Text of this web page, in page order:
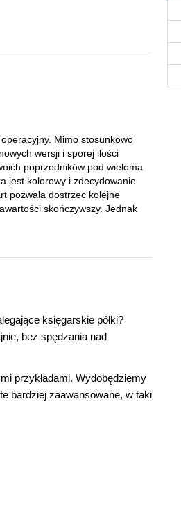
Mimo stosunkowo
wersji i sporej ilości
poprzedników pod wieloma
jest kolorowy i zdecydowanie
pozwala dostrzec kolejne
skończywszy. Jednak
księgarskie półki?
bez spędzania nad
przykładami. Wydobędziemy
bardziej zaawansowane, w taki